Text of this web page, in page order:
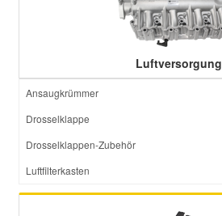
Luftversorgung
Ansaugkrümmer
Drosselklappe
Drosselklappen-Zubehör
Luftfilterkasten